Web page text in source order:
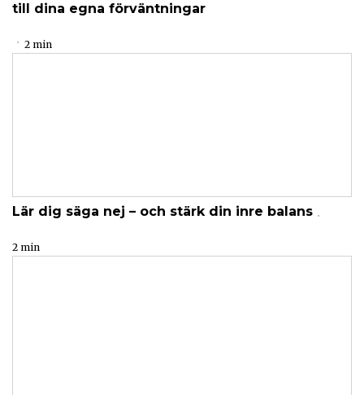
till dina egna förväntningar
2 min
Lär dig säga nej – och stärk din inre balans
2 min